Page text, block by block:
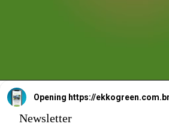
Opening
Newsletter